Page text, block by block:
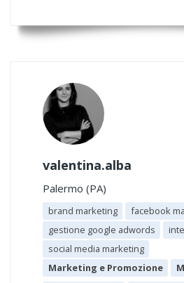
valentina.alba
Palermo (PA)
brand marketing
facebook
gestione google adwords
social media marketing
Marketing e Promozione